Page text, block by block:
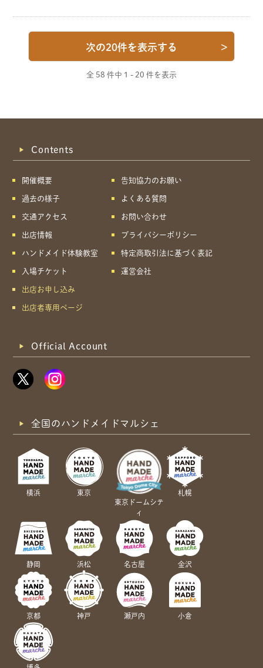
次の20件を表示する >
全 58 件中 1 - 20 件を表示
Contents
開催概要
過去の様子
交通アクセス
出店情報
ハンドメイド体験教室
入場チケット
出店お申し込み
出店者専用ページ
告知協力のお願い
よくある質問
お問い合わせ
プライバシーポリシー
特定商取引法に基づく表記
運営会社
Official Account
全国のハンドメイドマルシェ
横浜
東京
東京ドームシテ
ィ
札幌
静岡 浜松 名古屋 金沢
京都 神戸 瀬戸内 小倉